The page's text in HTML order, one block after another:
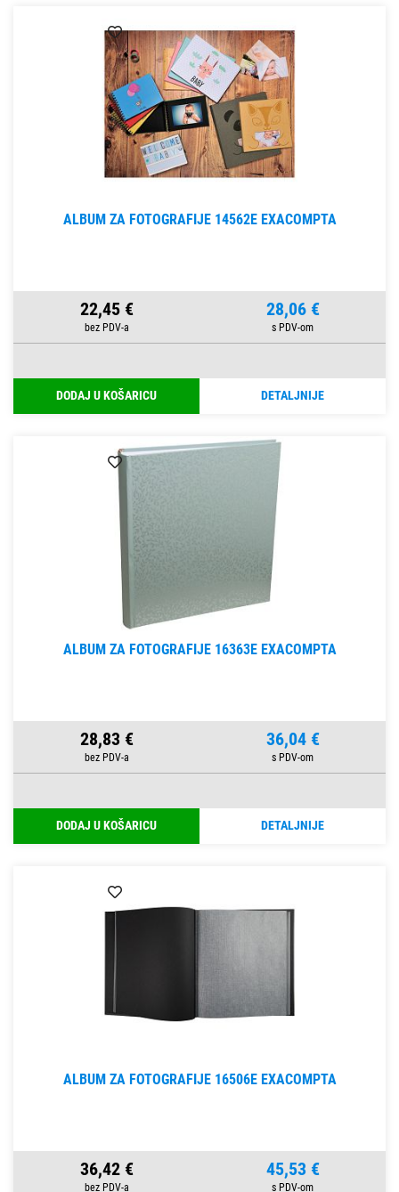
ALBUM ZA FOTOGRAFIJE 14562E EXACOMPTA
22,45 € 28,06 €
DODAJ U KOŠARICU DETALJNIJE
ALBUM ZA FOTOGRAFIJE 16363E EXACOMPTA
28,83 € 36,04 €
DODAJ U KOŠARICU DETALJNIJE
ALBUM ZA FOTOGRAFIJE 16506E EXACOMPTA
36,42 € 45,53 €